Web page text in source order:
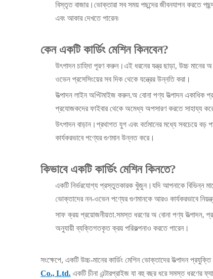
বিস্তৃত বাজার।ভোক্তারা সব সময় পছন্দের জীবনযাপন করতে
এবং আকার দেখতে পারেন৷
কেন একটি কার্ডিং মেশিন কিনবেন?
উৎপাদন চাহিদা পূরণ করুন।এই ধরনের যন্ত্র ছাড়া, উচ্চ
ওভেন প্রসেসিংয়ের সব দিক থেকে যন্ত্রের উন্নতি করা।
উত্পাদন লাইন অপ্টিমাইজ করুন.অ বোনা পণ্য উত্পাদন একাধিক
প্রযোজকদের ফাইবার থেকে অমেধ্য অপসারণ করতে সাহায্য
উৎপাদন বাড়ান।প্রথাগত যুগ এবং বর্তমানের মধ্যে সবচেয়ে বড়
কার্যকরভাবে পণ্যের গুণমান উন্নত করে।
কিভাবে একটি কার্ডিং মেশিন কিনতে?
একটি নির্ভরযোগ্য প্রস্তুতকারক খুঁজুন।যদি আপনাকে বিভিন্ন
ভোক্তাদের নন-ওভেন পণ্যের গুণমানকে আরও কার্যকরভাবে
সাফ ক্রয় প্রয়োজনীয়তা.সমস্ত ধরণের অ বোনা পণ্য উত্পাদন,
অনুযায়ী ব্যক্তিগতকৃত ক্রয় পরিকল্পনাও করতে পারেন।
সংক্ষেপে, একটি উচ্চ-মানের কার্ডিং মেশিন ভোক্তাদের উত্পাদন
Co., Ltd. একটি চীনা এন্টারপ্রাইজ যা বহু বছর ধরে সমস্ত ধরণের